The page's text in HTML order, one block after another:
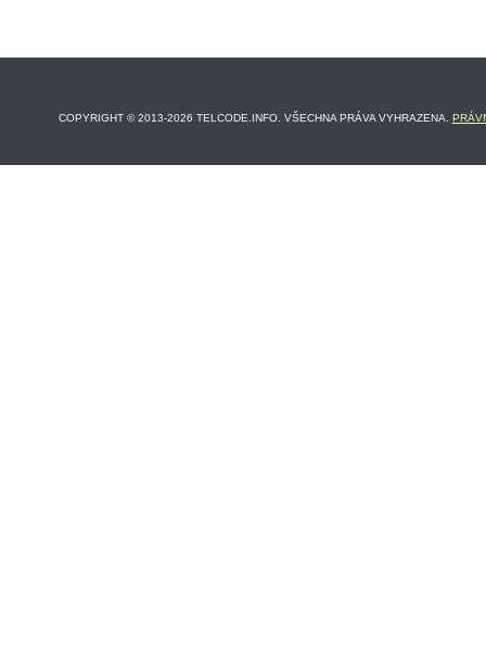
COPYRIGHT © 2013-2026 TELCODE.INFO. VŠECHNA PRÁVA VYHRAZENA.